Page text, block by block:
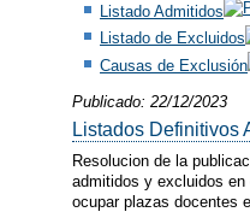
Listado Admitidos
Listado de Excluidos
Causas de Exclusión
Publicado: 22/12/2023
Listados Definitivos
Resolucion de la
admitidos y excluidos en
ocupar plazas docentes